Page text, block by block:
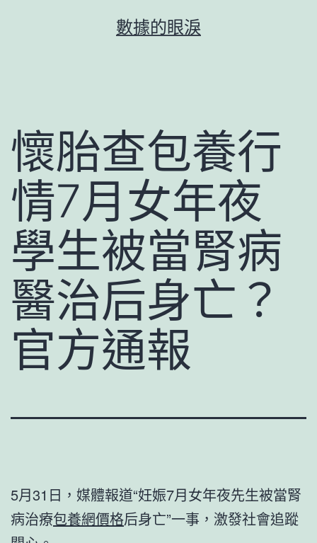
數據的眼淚
懷胎查包養行
情7月女年夜
學生被當腎病
醫治后身亡？
官方通報
5月31日，媒體報道“妊娠7月女年夜先生被當腎
病治療包養網價格后身亡”一事，激發社會追蹤